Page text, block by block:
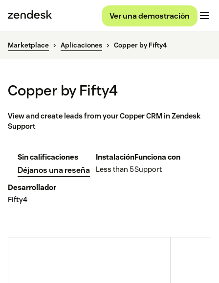
Ver una demostración
Marketplace Aplicaciones Copper by Fifty4
Copper by Fifty4
View and create leads from your Copper CRM in Zendesk
Support
Sin calificaciones
Déjanos una reseña
Instalación
Less than 5
Funciona con
Support
Desarrollador
Fifty4